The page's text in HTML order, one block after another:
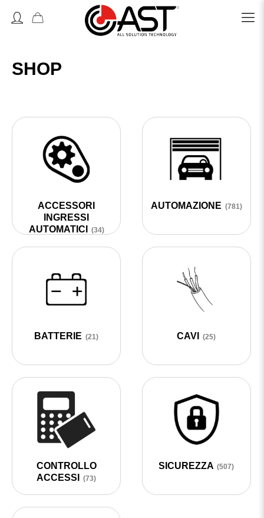
Accedi o Registrati
SHOP
ACCESSORI
INGRESSI
AUTOMATICI
(34)
AUTOMAZIONE (781)
BATTERIE (21) CAVI (25)
CONTROLLO
ACCESSI
(73)
SICUREZZA (507)